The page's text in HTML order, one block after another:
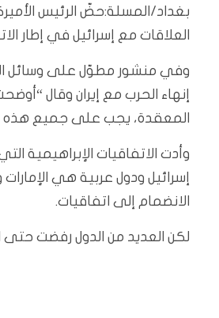
بغداد/المسلة:حضّ الرئيس
العلاقات مع إسرائيل في إطار
وفي منشور مطوّل على وسائل
إنهاء الحرب مع إيران وقال
المعقدة، يجب على جميع هذه
الانضمام إلى اتفاقيات.
لكن العديد من الدول رفضت حتى